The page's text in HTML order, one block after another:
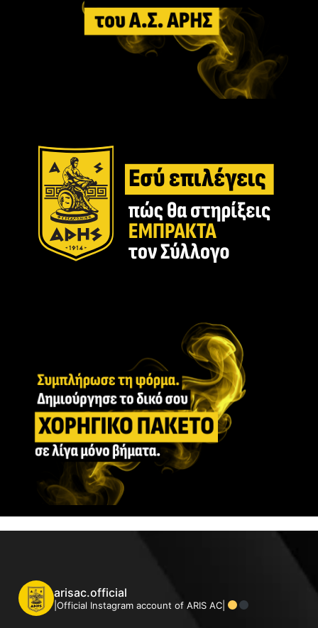
arisac.official
|Official Instagram account of ARIS AC|